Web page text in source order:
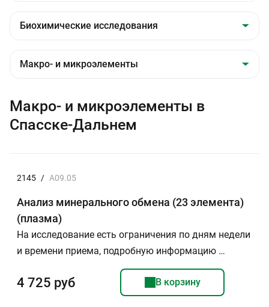
Макро- и микроэлементы в
Спасске-Дальнем
2145 / A09.05
Анализ минерального обмена (23 элемента)
(плазма)
На исследование есть ограничения по дням недели
и времени приема, подробную информацию …
4 725 руб В корзину